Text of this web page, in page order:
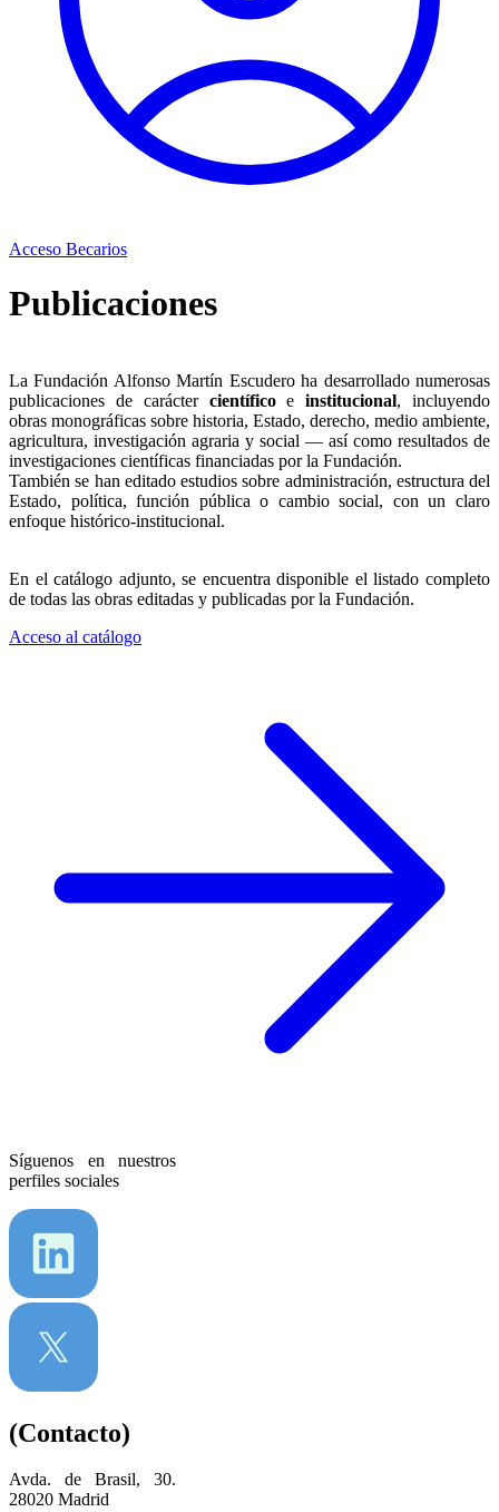
Acceso Becarios
Publicaciones
La Fundación Alfonso Martín Escudero ha desarrollado numerosas
publicaciones de carácter científicoeinstitucional, incluyendo
obras monográficas sobre historia, Estado, derecho, medio ambiente,
agricultura, investigación agraria y social — así como resultados de
investigaciones científicas financiadas por la Fundación.
También se han editado estudios sobre administración, estructura del
Estado, política, función pública o cambio social, con un claro
enfoque histórico-institucional.
En el catálogo adjunto, se encuentra disponible el listado completo
de todas las obras editadas y publicadas por la Fundación.
Acceso al catálogo
Síguenos en nuestros
perfiles sociales
(Contacto)
Avda. de Brasil, 30.
28020 Madrid